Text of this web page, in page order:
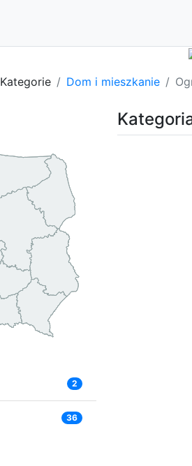
Kategorie Dom i mieszkanie
2
36